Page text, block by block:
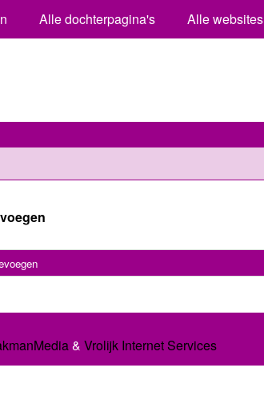
Alle dochterpagina's Alle websites
& Vrolijk Internet Services